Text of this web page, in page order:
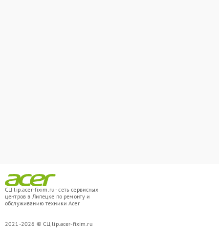
СЦ lip.acer-fixim.ru - сеть сервисных
центров в Липецке по ремонту и
обслуживанию техники Acer
2021-2026 © СЦ lip.acer-fixim.ru